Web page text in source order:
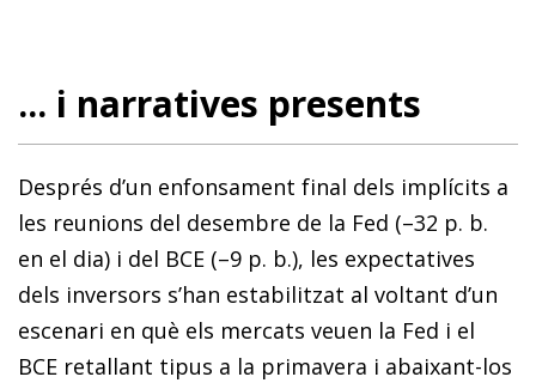
... i narratives presents
Després d’un enfonsament final dels implícits a
les reu­­nions del desembre de la Fed (–32 p. b.
en el dia) i del BCE (–9 p. b.), les expectatives
dels inversors s’han estabilitzat al voltant d’un
escenari en què els mercats veuen la Fed i el
BCE retallant tipus a la primavera i abaixant-los